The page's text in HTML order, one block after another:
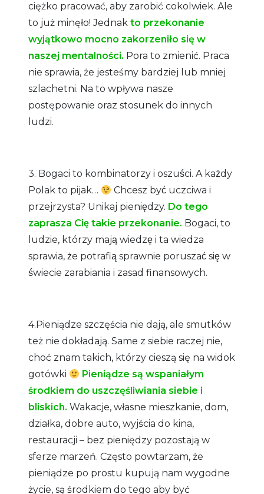
ciężko pracować, aby zarobić cokolwiek. Ale
to już minęło! Jednak to przekonanie
wyjątkowo mocno zakorzeniło się w
naszej mentalności. Pora to zmienić. Praca
nie sprawia, że jesteśmy bardziej lub mniej
szlachetni. Na to wpływa nasze
postępowanie oraz stosunek do innych
ludzi.
3. Bogaci to kombinatorzy i oszuści. A każdy
Polak to pijak…
Chcesz być uczciwa i
przejrzysta? Unikaj pieniędzy. Do tego
zaprasza Cię takie przekonanie. Bogaci, to
ludzie, którzy mają wiedzę i ta wiedza
sprawia, że potrafią sprawnie poruszać się w
świecie zarabiania i zasad finansowych.
4.Pieniądze szczęścia nie dają, ale smutków
też nie dokładają. Same z siebie raczej nie,
choć znam takich, którzy cieszą się na widok
gotówki
Pieniądze są wspaniałym
środkiem do uszczęśliwiania siebie i
bliskich. Wakacje, własne mieszkanie, dom,
działka, dobre auto, wyjścia do kina,
restauracji – bez pieniędzy pozostają w
sferze marzeń. Często powtarzam, że
pieniądze po prostu kupują nam wygodne
życie, są środkiem do tego aby być